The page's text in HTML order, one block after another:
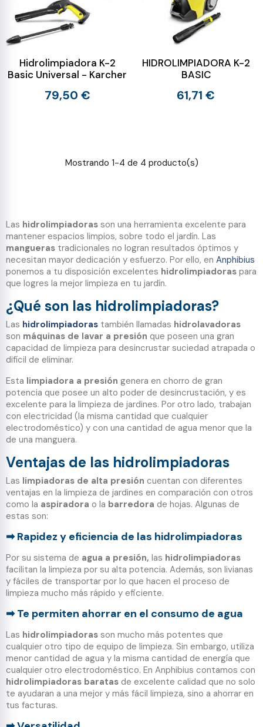
Hidrolimpiadora K-2
Basic Universal - Karcher
79,50 €
HIDROLIMPIADORA K-2
BASIC
61,71 €
Mostrando 1-4 de 4 producto(s)
Las hidrolimpiadoras son una herramienta excelente para
mantener espacios limpios, sobre todo el jardín. Las
mangueras tradicionales no logran resultados óptimos y
necesitan mayor dedicación y esfuerzo. Por ello, en Anphibius
ponemos a tu disposición excelentes hidrolimpiadoras para
que logres la mejor limpieza en tu jardín.
¿Qué son las hidrolimpiadoras?
Las hidrolimpiadoras también llamadas hidrolavadoras
son máquinas de lavar a presión que poseen una gran
capacidad de limpieza para desincrustar suciedad atrapada o
difícil de eliminar.
Esta limpiadora a presión genera en chorro de gran
potencia que posee un alto poder de desincrustación, y es
excelente para la limpieza de jardines. Por otro lado, trabajan
con electricidad (la misma cantidad que cualquier
electrodoméstico) y con una cantidad de agua menor que la
de una manguera.
Ventajas de las hidrolimpiadoras
Las limpiadoras de alta presión cuentan con diferentes
ventajas en la limpieza de jardines en comparación con otros
como la aspiradora o la barredora de hojas. Algunas de
estas son:
➡ Rapidez y eficiencia de las hidrolimpiadoras
Por su sistema de agua a presión, las hidrolimpiadoras
facilitan la limpieza por su alta potencia. Además, son livianas
y fáciles de transportar por lo que hacen el proceso de
limpieza mucho más rápido y eficiente.
➡ Te permiten ahorrar en el consumo de agua
Las hidrolimpiadoras son mucho más potentes que
cualquier otro tipo de equipo de limpieza. Sin embargo, utiliza
menor cantidad de agua y la misma cantidad de energía que
cualquier otro electrodoméstico. En Anphibius contamos con
hidrolimpiadoras baratas de excelente calidad que no solo
te ayudaran a una mejor y más fácil limpieza, sino a ahorrar en
tus facturas.